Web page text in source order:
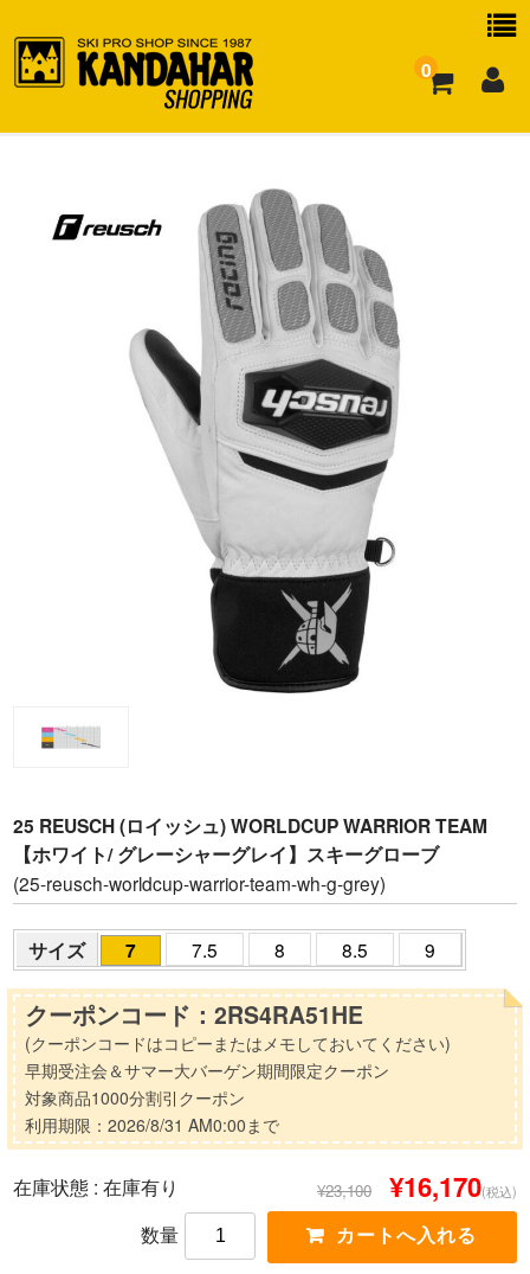
0
よくある質問
25 REUSCH (ロイッシュ) WORLDCUP WARRIOR TEAM
【ホワイト/ グレーシャーグレイ】スキーグローブ
(25-reusch-worldcup-warrior-team-wh-g-grey)
サイズ 7 7.5 8 8.5 9
クーポンコード：2RS4RA51HE
(クーポンコードはコピーまたはメモしておいてください)
早期受注会＆サマー大バーゲン期間限定クーポン
対象商品1000分割引クーポン
利用期限：2026/8/31 AM0:00まで
在庫状態 :在庫有り ¥23,100 ¥16,170(税込)
数量